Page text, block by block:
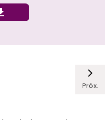
Próx.